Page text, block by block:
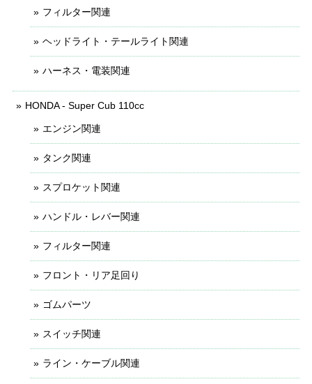
フィルター関連
ヘッドライト・テールライト関連
ハーネス・電装関連
HONDA - Super Cub 110cc
エンジン関連
タンク関連
スプロケット関連
ハンドル・レバー関連
フィルター関連
フロント・リア足回り
ゴムパーツ
スイッチ関連
ライン・ケーブル関連